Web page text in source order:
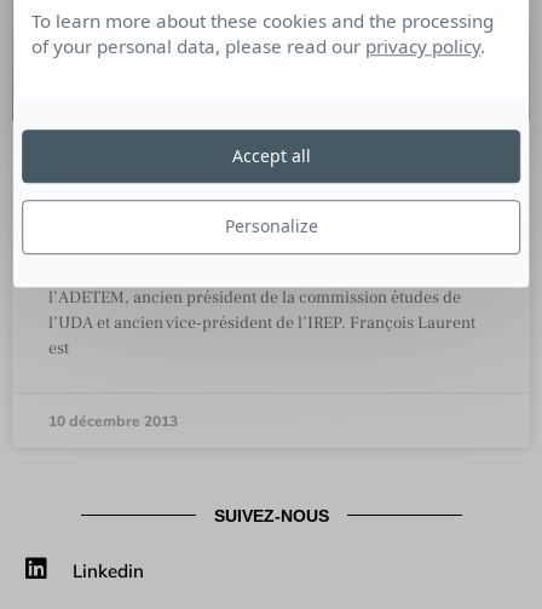
Le Marketing est mort, vive le
l’ADETEM, ancien président de la commission études de
l’UDA et ancien vice-président de l’IREP. François Laurent
est
10 décembre 2013
SUIVEZ-NOUS
Linkedin
To learn more about these cookies and the processing
of your personal data, please read our privacy policy.
Personalize
Accept all